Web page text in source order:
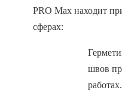
PRO Max находит
сферах:
швов
работах.